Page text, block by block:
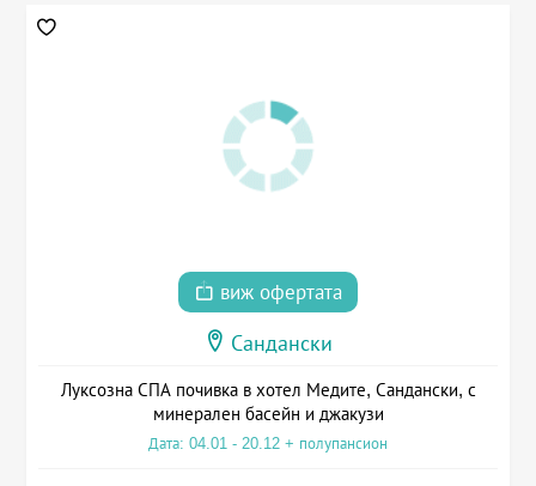
виж офертата
Сандански
Луксозна СПА почивка в хотел Медите, Сандански, с
минерален басейн и джакузи
Дата: 04.01 - 20.12 + полупансион